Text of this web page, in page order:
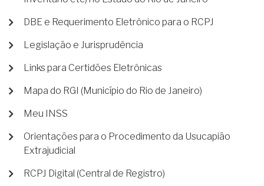
DBE e Requerimento Eletrônico para o RCPJ
Legislação e Jurisprudência
Links para Certidões Eletrônicas
Mapa do RGI (Município do Rio de Janeiro)
Meu INSS
Orientações para o Procedimento da Usucapião
Extrajudicial
RCPJ Digital (Central de Registro)